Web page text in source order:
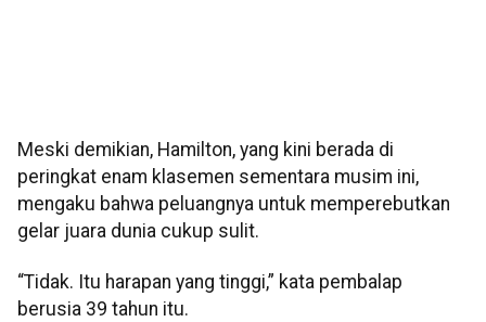
Meski demikian, Hamilton, yang kini berada di
peringkat enam klasemen sementara musim ini,
mengaku bahwa peluangnya untuk memperebutkan
gelar juara dunia cukup sulit.
“Tidak. Itu harapan yang tinggi,” kata pembalap
berusia 39 tahun itu.